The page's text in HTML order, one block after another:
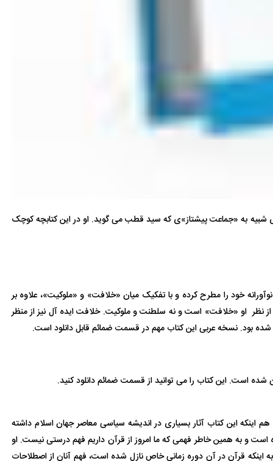
به «جماعت پیشتاز»ی که سید قطب می گوید. او در این کتابچه کوچک
خود را مطرح کرده و با تفکیک میان «خلافت» و «ملوکیت»، علاوه بر
از نظر او «خلافت» است و نه سلطنت و ملوکیت. خلافت ایده آل نیز از منظر
بود. نسخه عربی این کتاب مهم در قسمت ضمائم قابل دانلود است.
است. این کتاب را می توانید از قسمت ضمائم دانلود کنید.
این کتاب آثار بسیاری در اندیشه سیاسی معاصر جهان اسلام داشته
و به همین خاطر فهمی که ما امروز از قرآن داریم فهم درستی نیست. او
اینکه قرآن در آن دوره زمانی خاص نازل شده است، فهم آنان از اصطلاحات